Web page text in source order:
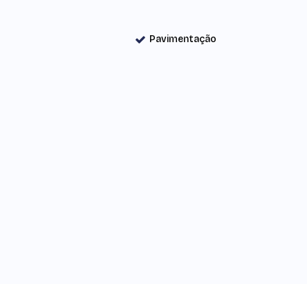
Pavimentação